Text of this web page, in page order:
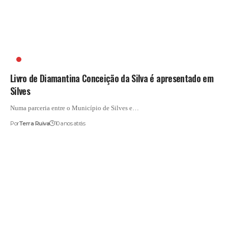
Livro de Diamantina Conceição da Silva é apresentado em
Silves
Numa parceria entre o Município de Silves e…
PorTerra Ruiva 10 anos atrás